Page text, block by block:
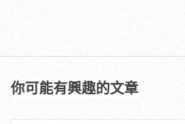
你可能有興趣的文章